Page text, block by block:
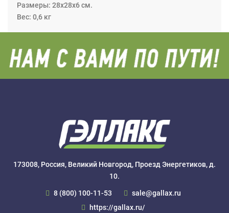
Размеры: 28x28x6 см.
Вес: 0,6 кг
173008, Россия, Великий Новгород, Проезд Энергетиков, д.
10.
8 (800) 100-11-53
sale@gallax.ru
https://gallax.ru/